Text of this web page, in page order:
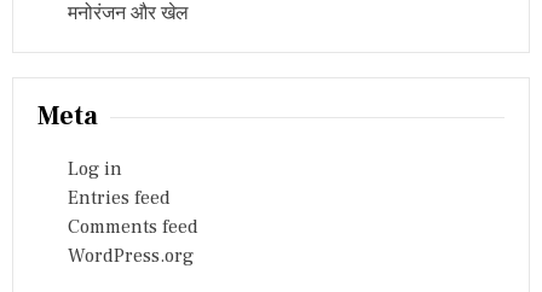
मनोरंजन और खेल
Meta
Log in
Entries feed
Comments feed
WordPress.org